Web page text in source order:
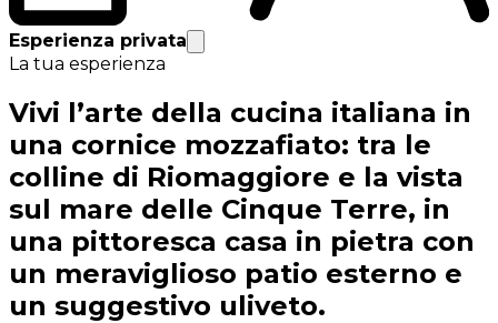
Esperienza privata
La tua esperienza
Vivi l’arte della cucina italiana in
una cornice mozzafiato: tra le
colline di Riomaggiore e la vista
sul mare delle Cinque Terre, in
una pittoresca casa in pietra con
un meraviglioso patio esterno e
un suggestivo uliveto.